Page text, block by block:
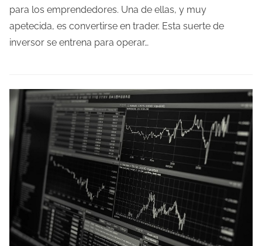
p
o
d
e
c
u
d
a
para los emprendedores. Una de ellas, y muy
apetecida, es convertirse en trader. Esta suerte de
inversor se entrena para operar…